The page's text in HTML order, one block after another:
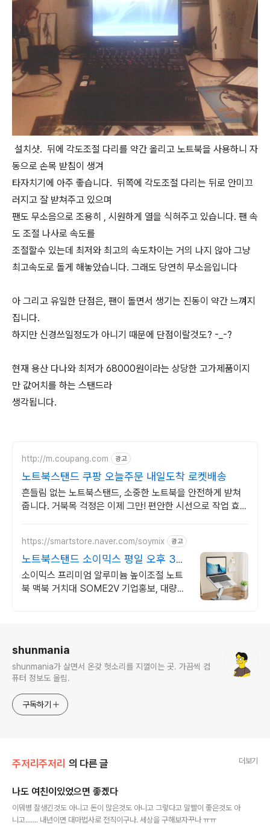
설치샷. 뒤에 각도조절 다리를 약간 올리고 노트북을 사용하니 자
동으로 손목 받침이 생겨
타자치기에 아주 좋습니다. 뒤쪽에 각도조절 다리는 뒤로 안미끄
러지고 잘 받쳐주고 있으며
팬도 무소음으로 조용히 , 시원하게 열을 식혀주고 있습니다. 팬 속
도 조절 나사로 속도를
조절할수 있는데 최저와 최고의 속도차이는 거의 나지 않아 그냥
최고속도로 돌게 해놓았습니다. 그래도 당연히 무소음입니다
아 그리고 유일한 단점은, 팬이 돌면서 생기는 진동이 약간 느껴지
집니다.
하지만 신경쓰일정도가 아니기 때문에 단점이랄것도? -_-?
현재 용산 다나와 최저가 68000원이라는 상당한 고가제품이지
만 값어치를 하는 스탠드라
생각됩니다.
http://m.coupang.com 광고
노트북스탠드 쿠팡 오늘주문 내일도착 로켓배송
흔들림 없는 노트북스탠드, 소중한 노트북을 안전하게 받쳐
줍니다. 거북목 걱정은 이제 그만! 편안한 시선으로 작업 효율
https://smartstore.naver.com/soymix 광고
노트북스탠드 소이믹스 평일 오후 3시
까지 주문 시
소이믹스 프리미엄 알루미늄 높이조절 노트
북 맥북 거치대 SOME2V 기업홍보, 대량구
shunmania
shunmania가 살면서 온갖 헛소리를 지껄이는 곳. 가끔씩 컴
퓨터 정보도 올림.
구독하기
주저리주저리 의 다른 글 더보기
나도 여친이있었으면 좋겠다
이뭐병 잘생긴것도 아니고 돈이 많은것도 아니고 그렇다고 말빨이 좋은것도 아
니고....... 내년이면 대마법사로 전직이구나. 세상을 구해보자꾸나 ㅠㅠ